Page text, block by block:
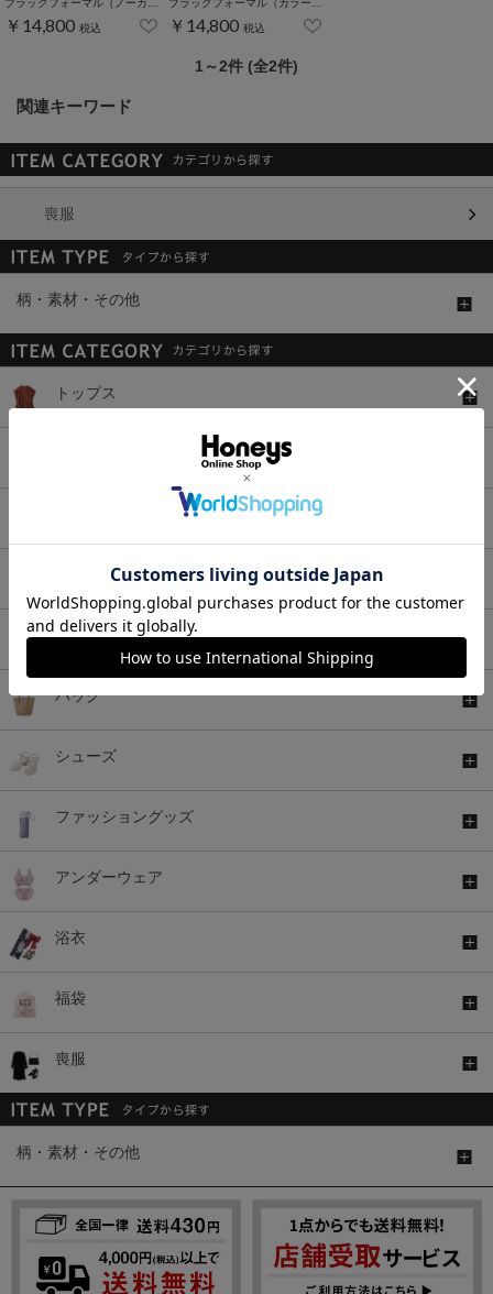
￥14,800 税込 ￥14,800 税込
1～2件 (全2件)
関連キーワード
喪服
柄・素材・その他
トップス
セットアップ
アウター
バッグ
シューズ
ファッショングッズ
アンダーウェア
浴衣
福袋
喪服
柄・素材・その他